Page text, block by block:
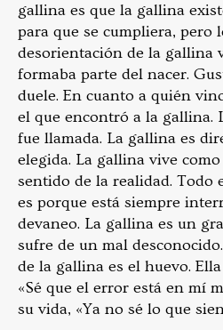
gallina es que la gallina
para que se cumpliera, pero
desorientación de la gallina
formaba parte del nacer.
duele. En cuanto a quién
el que encontró a la gallina.
fue llamada. La gallina es
elegida. La gallina vive
sentido de la realidad. Todo
es porque está siempre
devaneo. La gallina es un
sufre de un mal
de la gallina es el huevo.
«Sé que el error está en mí
su vida, «Ya no sé lo que